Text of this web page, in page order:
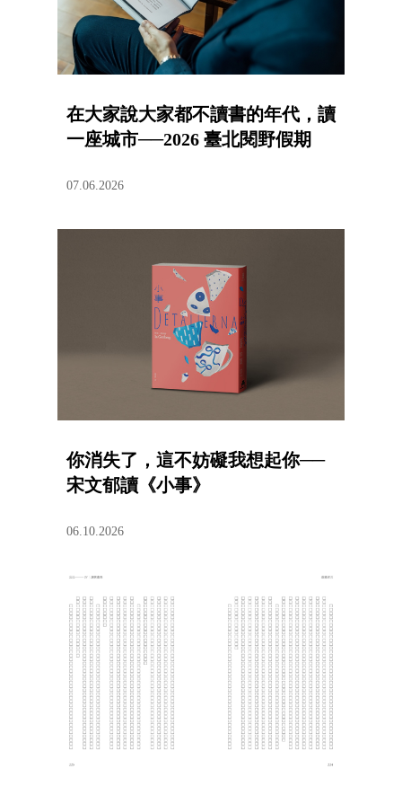
在大家說大家都不讀書的年代，讀
一座城市──2026 臺北閱野假期
07.06.2026
你消失了，這不妨礙我想起你──
宋文郁讀《小事》
06.10.2026